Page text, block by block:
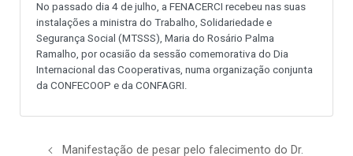
No passado dia 4 de julho, a FENACERCI recebeu nas suas
instalações a ministra do Trabalho, Solidariedade e
Segurança Social (MTSSS), Maria do Rosário Palma
Ramalho, por ocasião da sessão comemorativa do Dia
Internacional das Cooperativas, numa organização conjunta
da CONFECOOP e da CONFAGRI.
Manifestação de pesar pelo falecimento do Dr.